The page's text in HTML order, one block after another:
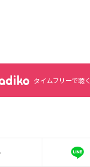
タイムフリーで聴く